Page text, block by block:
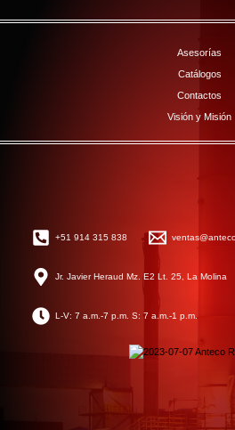
Asesorías
Catálogos
Contactos
Visión y Misión
+51 914 315 838
Jr. Javier Heraud Mz. E2 Lt. 25, La Molina
L-V: 7 a.m.-7 p.m. S: 7 a.m.-1 p.m.